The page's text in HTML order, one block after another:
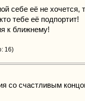
себе её не хочется,
тебе её подпортит!
к ближнему!
16)
со счастливым